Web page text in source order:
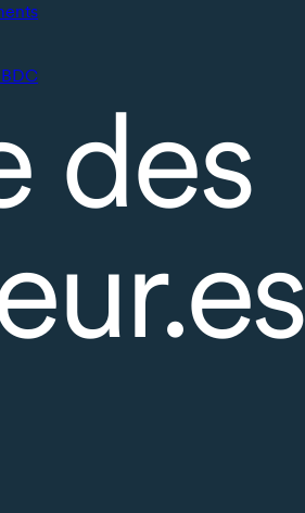
des